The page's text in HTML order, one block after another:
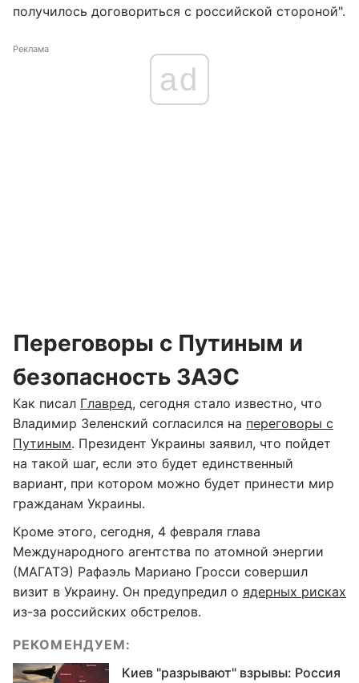
получилось договориться с российской стороной".
Реклама
ad
Переговоры с Путиным и
безопасность ЗАЭС
Как писал Главред, сегодня стало известно, что
Владимир Зеленский согласился на переговоры с
Путиным. Президент Украины заявил, что пойдет
на такой шаг, если это будет единственный
вариант, при котором можно будет принести мир
гражданам Украины.
Кроме этого, сегодня, 4 февраля глава
Международного агентства по атомной энергии
(МАГАТЭ) Рафаэль Мариано Гросси совершил
визит в Украину. Он предупредил о ядерных рисках
из-за российских обстрелов.
РЕКОМЕНДУЕМ:
Киев "разрывают" взрывы: Россия